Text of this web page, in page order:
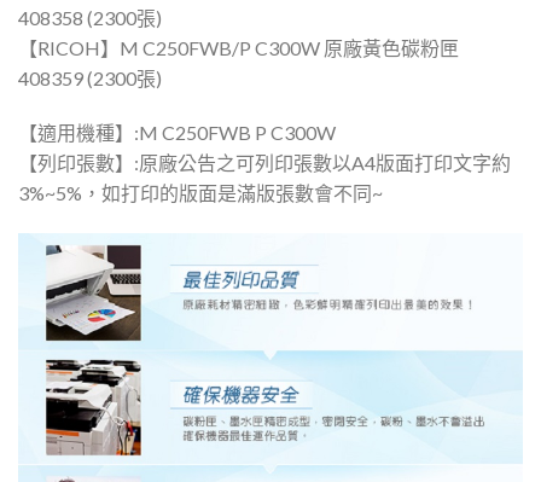
408358 (2300張)
【RICOH】M C250FWB/P C300W 原廠黃色碳粉匣
408359 (2300張)
【適用機種】:M C250FWB P C300W
【列印張數】:原廠公告之可列印張數以A4版面打印文字約
3%~5%，如打印的版面是滿版張數會不同~